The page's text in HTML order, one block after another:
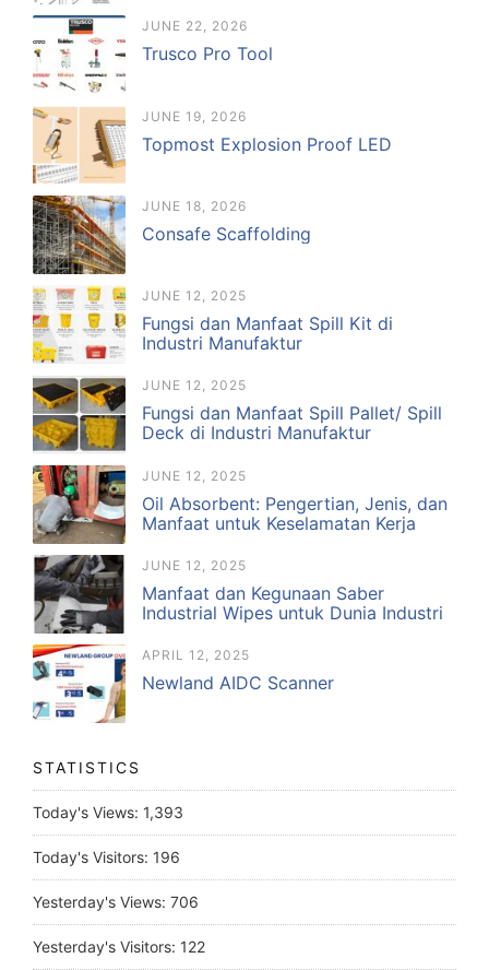
JUNE 22, 2026
Trusco Pro Tool
JUNE 19, 2026
Topmost Explosion Proof LED
JUNE 18, 2026
Consafe Scaffolding
JUNE 12, 2025
Fungsi dan Manfaat Spill Kit di
Industri Manufaktur
JUNE 12, 2025
Fungsi dan Manfaat Spill Pallet/ Spill
Deck di Industri Manufaktur
JUNE 12, 2025
Oil Absorbent: Pengertian, Jenis, dan
Manfaat untuk Keselamatan Kerja
JUNE 12, 2025
Manfaat dan Kegunaan Saber
Industrial Wipes untuk Dunia Industri
APRIL 12, 2025
Newland AIDC Scanner
STATISTICS
Today's Views: 1,393
Today's Visitors: 196
Yesterday's Views: 706
Yesterday's Visitors: 122